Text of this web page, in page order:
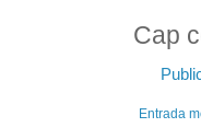
Cap
Entrada